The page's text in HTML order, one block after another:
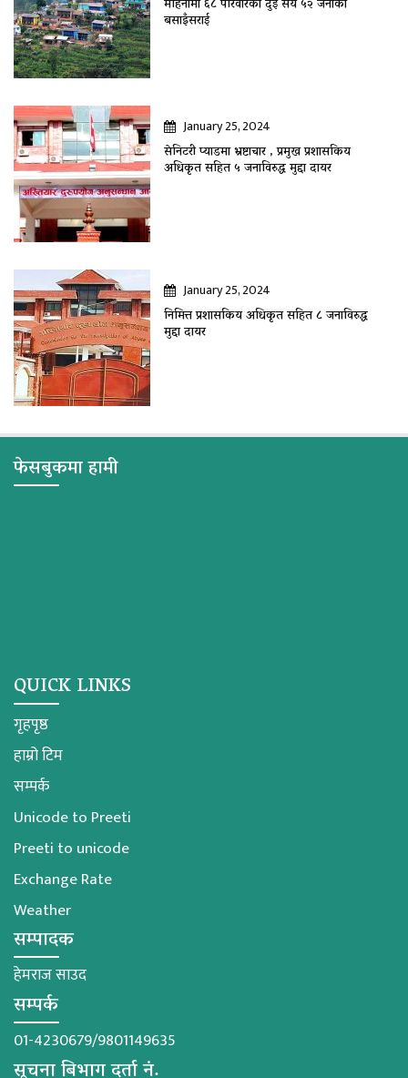
महिनामा ६८ परिवारका दुई सय ५२ जनाकाे
बसाइँसराई
January 25, 2024
सेनिटरी प्याडमा भ्रष्टाचार , प्रमुख प्रशासकिय
अधिकृत सहित ५ जनाविरुद्ध मुद्दा दायर
January 25, 2024
निमित्त प्रशासकिय अधिकृत सहित ८ जनाविरुद्ध
मुद्दा दायर
फेसबुकमा हामी
QUICK LINKS
गृहपृष्ठ
हाम्रो टिम
सम्पर्क
Unicode to Preeti
Preeti to unicode
Exchange Rate
Weather
सम्पादक
हेमराज साउद
सम्पर्क
01-4230679/9801149635